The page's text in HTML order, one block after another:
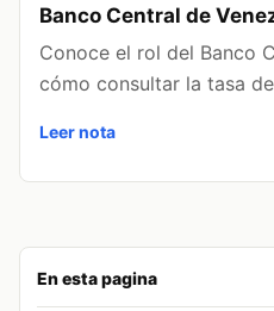
En esta pagina
Banco Central de
Conoce el rol del Banco
cómo consultar la tasa
Leer nota